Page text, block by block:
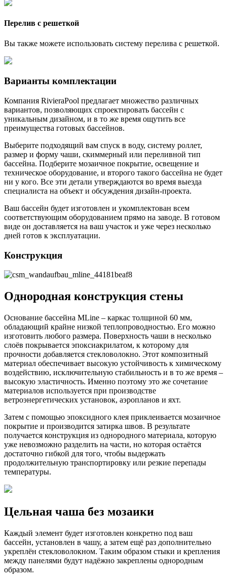
Перелив с решеткой
Вы также можете использовать систему перелива с решеткой.
Варианты комплектации
Компания RivieraPool предлагает множество различных
вариантов, позволяющих спроектировать бассейн с
уникальным дизайном, и в то же время ощутить все
преимущества готовых бассейнов.
Выберите подходящий вам спуск в воду, систему роллет,
размер и форму чаши, скиммерный или переливной тип
бассейна. Подберите мозаичное покрытие, освещение и
техническое оборудование, и второго такого бассейна не будет
ни у кого. Все эти детали утверждаются во время выезда
специалиста на объект и обсуждения дизайн-проекта.
Ваш бассейн будет изготовлен и укомплектован всем
соответствующим оборудованием прямо на заводе. В готовом
виде он доставляется на ваш участок и уже через несколько
дней готов к эксплуатации.
Конструкция
Однородная конструкция стены
Основание бассейна MLine – каркас толщиной 60 мм,
обладающий крайне низкой теплопроводностью. Его можно
изготовить любого размера. Поверхность чаши в несколько
слоёв покрывается эпоксиакрилатом, к которому для
прочности добавляется стекловолокно. Этот композитный
материал обеспечивает высокую устойчивость к химическому
воздействию, исключительную стабильность и в то же время –
высокую эластичность. Именно поэтому это же сочетание
материалов используется при производстве
ветроэнергетических установок, аэропланов и яхт.
Затем с помощью эпоксидного клея приклеивается мозаичное
покрытие и производится затирка швов. В результате
получается конструкция из однородного материала, которую
уже невозможно разделить на части, но которая остаётся
достаточно гибкой для того, чтобы выдержать
продолжительную транспортировку или резкие перепады
температуры.
Цельная чаша без мозаики
Каждый элемент будет изготовлен конкретно под ваш
бассейн, установлен в чашу, а затем ещё раз дополнительно
укреплён стекловолокном. Таким образом стыки и крепления
между панелями будут надёжно закреплены однородным
образом.